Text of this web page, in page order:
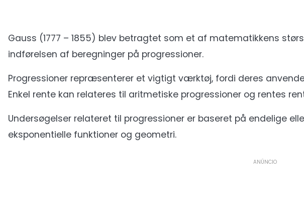
Gauss (1777 – 1855) blev betragtet som et af matematikkens
indførelsen af beregninger på progressioner.
Progressioner repræsenterer et vigtigt værktøj, fordi deres
Enkel rente kan relateres til aritmetiske progressioner og rentes
Undersøgelser relateret til progressioner er baseret på endelige
eksponentielle funktioner og geometri.
ANÚNCIO